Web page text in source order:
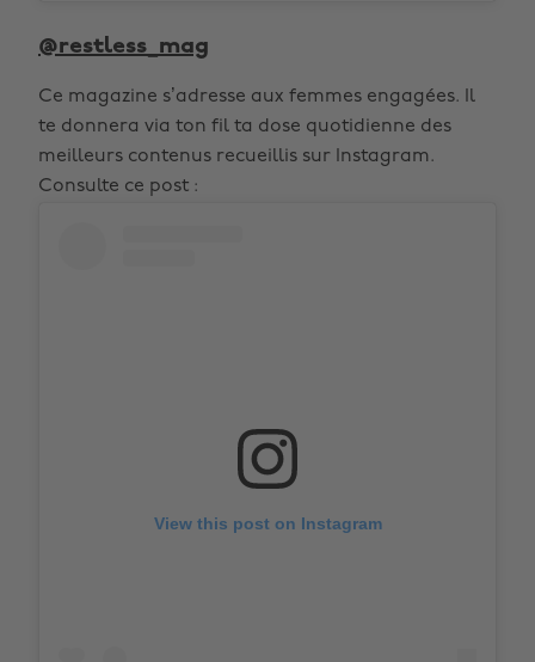
@restless_mag
Ce magazine s’adresse aux femmes engagées. Il
te donnera via ton fil ta dose quotidienne des
meilleurs contenus recueillis sur Instagram.
Consulte ce post :
View this post on Instagram